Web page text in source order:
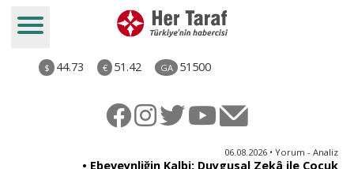
$ 44.73 € 51.42 GA 51500
06.08.2026 • Yorum - Analiz
• Ebeveynliğin Kalbi: Duygusal Zekâ ile Çocuk